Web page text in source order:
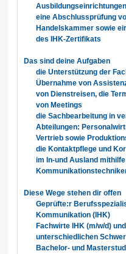
eine Abschlussprüfung
Handelskammer sowie
des IHK-Zertifikats
Das sind deine Aufgaben
die Unterstützung der
Übernahme von
von Dienstreisen, die
von Meetings
die Sachbearbeitung in
Abteilungen:
Vertrieb sowie
die Kontaktpflege und
im In-und Ausland
Diese Wege stehen dir offen
Geprüfte:r
Kommunikation (IHK)
Fachwirte IHK (m/w/d)
unterschiedlichen
Bachelor- und